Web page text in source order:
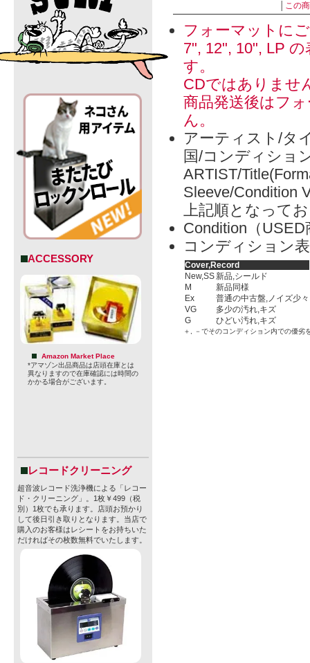
ACCESSORY
Amazon Market Place
*アマゾン出品商品は店頭在庫とは
異なりますので在庫確認には時間の
かかる場合がございます。
レコードクリーニング
超音波レコード洗浄機による「レコー
ド・クリーニング」。1枚￥499（税
別）1枚でも承ります。店頭お預かり
して後日引き取りとなります。当店で
購入のお客様はレシートをお持ちいた
だければその枚数無料でいたします。
この
フォーマットに
7", 12", 10", LP
す。
CDではありませ
商品発送後はフ
ん。
アーティスト/タ
国/コンディショ
ARTIST/
Sleeve/Condition
上記順となって
Condition（
コンディション
Cover,Record
New,SS新品,シールド
M
新品同様
Ex
普通の中古盤,ノイズ少々
VG
多少の汚れ,キズ
G
ひどい汚れ,キズ
＋, －でそのコンディション内での優劣